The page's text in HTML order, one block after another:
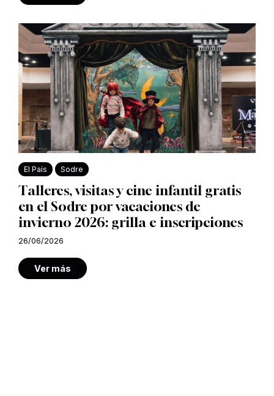
El País Sodre
Talleres, visitas y cine infantil gratis
en el Sodre por vacaciones de
invierno 2026: grilla e inscripciones
26/06/2026
Ver más